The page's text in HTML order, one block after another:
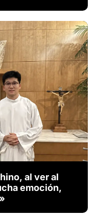
al ver al
emoción,